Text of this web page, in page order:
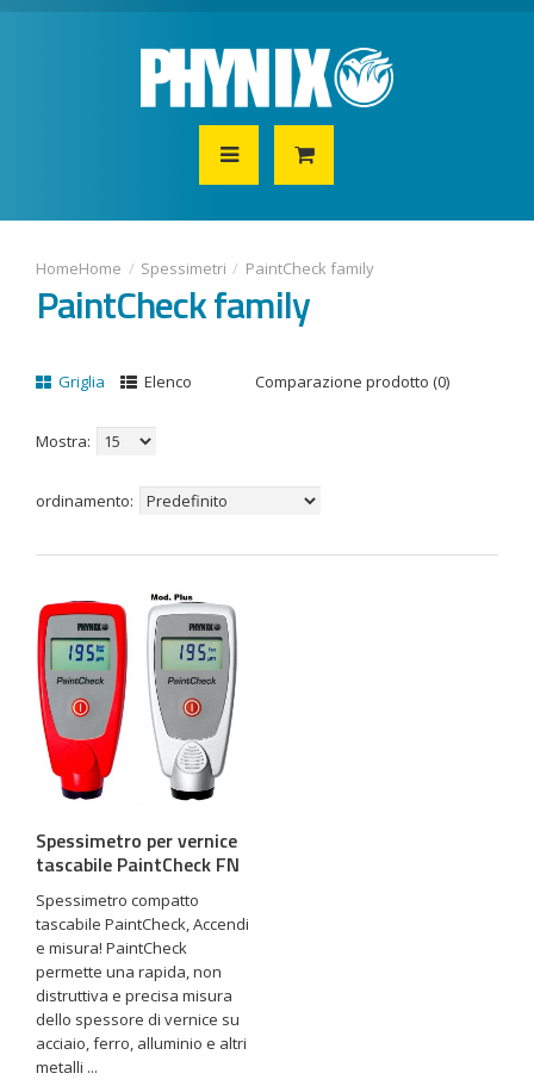
Home Spessimetri PaintCheck family
PaintCheck family
Griglia Elenco Comparazione prodotto (0)
Mostra:
ordinamento:
Spessimetro per vernice
tascabile PaintCheck FN
Spessimetro compatto
tascabile PaintCheck, Accendi
e misura! PaintCheck
permette una rapida, non
distruttiva e precisa misura
dello spessore di vernice su
acciaio, ferro, alluminio e altri
metalli ...